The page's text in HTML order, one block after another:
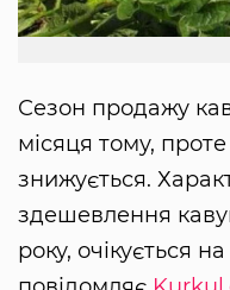
Сезон продажу
місяця тому,
знижується.
здешевлення
року, очікується